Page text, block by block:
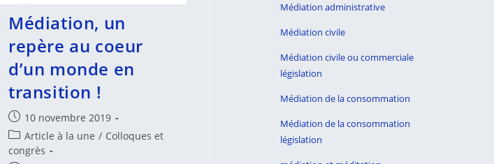
»
Médiation, un
repère au coeur
d’un monde en
transition !
Publication
publiée :
10 novembre 2019
Post
category:
Article à la une / Colloques et
congrès
Médiation administrative
Médiation civile
Médiation civile ou commerciale
législation
Médiation de la consommation
Médiation de la consommation
législation